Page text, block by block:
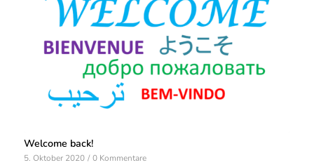
Welcome back!
5. Oktober 2020 / 0 Kommentare